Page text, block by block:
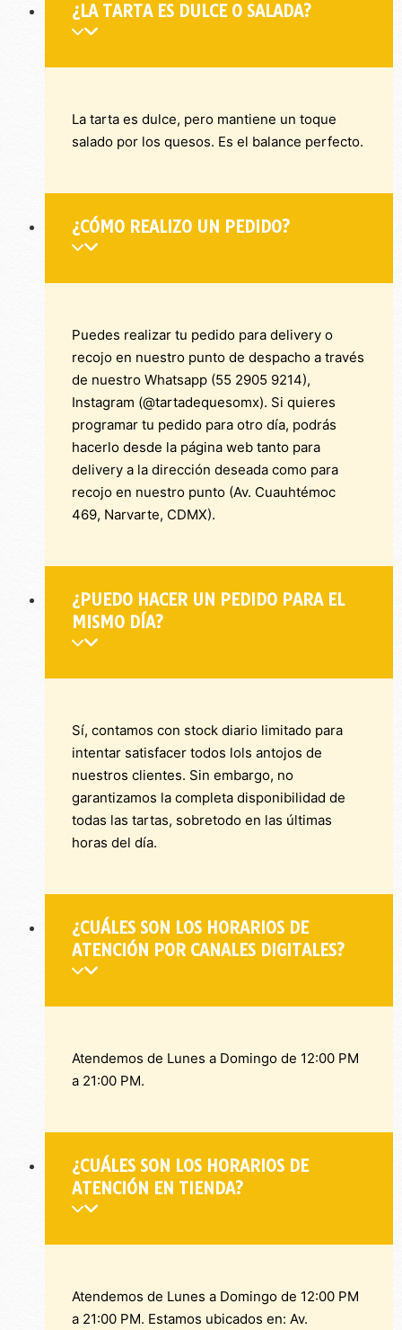
¿LA TARTA ES DULCE O SALADA?
La tarta es dulce, pero mantiene un toque
salado por los quesos. Es el balance perfecto.
¿CÓMO REALIZO UN PEDIDO?
Puedes realizar tu pedido para delivery o
recojo en nuestro punto de despacho a través
de nuestro Whatsapp (55 2905 9214),
Instagram (@tartadequesomx). Si quieres
programar tu pedido para otro día, podrás
hacerlo desde la página web tanto para
delivery a la dirección deseada como para
recojo en nuestro punto (Av. Cuauhtémoc
469, Narvarte, CDMX).
¿PUEDO HACER UN PEDIDO PARA EL
MISMO DÍA?
Sí, contamos con stock diario limitado para
intentar satisfacer todos lols antojos de
nuestros clientes. Sin embargo, no
garantizamos la completa disponibilidad de
todas las tartas, sobretodo en las últimas
horas del día.
¿CUÁLES SON LOS HORARIOS DE
ATENCIÓN POR CANALES DIGITALES?
Atendemos de Lunes a Domingo de 12:00 PM
a 21:00 PM.
¿CUÁLES SON LOS HORARIOS DE
ATENCIÓN EN TIENDA?
Atendemos de Lunes a Domingo de 12:00 PM
a 21:00 PM. Estamos ubicados en: Av.